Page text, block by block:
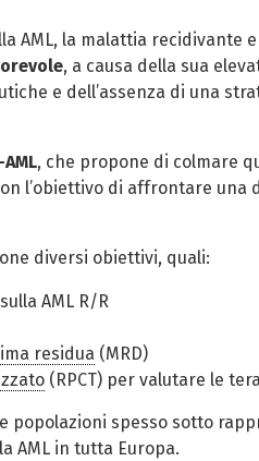
AML, la malattia recidivante
, a causa della sua
e dell’assenza di una
AML, che propone di colmare
l’obiettivo di affrontare una
diversi obiettivi, quali:
AML R/R
residua (MRD)
(RPCT) per valutare le
popolazioni spesso sotto
AML in tutta Europa.